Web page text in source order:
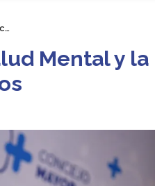
Mental y la